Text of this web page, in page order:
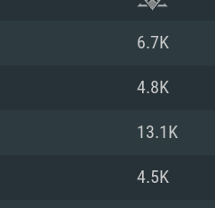
6.7K
4.8K
13.1K
4.5K